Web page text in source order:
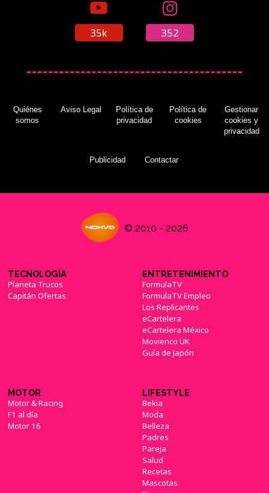
35k 352
Quiénes
somos
Aviso Legal
Política de
privacidad
Política de
cookies
Gestionar
cookies y
privacidad
Publicidad Contactar
© 2010 - 2026
TECNOLOGÍA
Planeta Trucos
Capitán Ofertas
ENTRETENIMIENTO
FormulaTV
FormulaTV Empleo
Los Replicantes
eCartelera
eCartelera México
Movienco UK
Guía de Japón
MOTOR
Motor & Racing
F1 al día
Motor 16
LIFESTYLE
Bekia
Moda
Belleza
Padres
Pareja
Salud
Recetas
Mascotas